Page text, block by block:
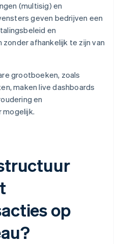
(multisig) en
geven bedrijven een
en
afhankelijk te zijn van
grootboeken, zoals
maken live dashboards
en
mogelijk.
op